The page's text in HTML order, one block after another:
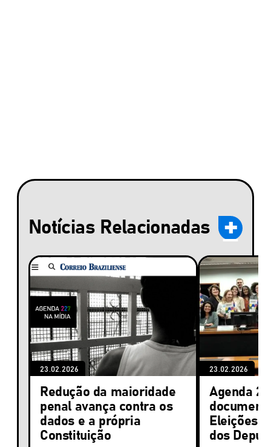
Notícias Relacionadas
23.02.2026
Redução da maioridade
penal avança contra os
dados e a própria
Constituição
23.02.2026
Agenda
Eleições
dos